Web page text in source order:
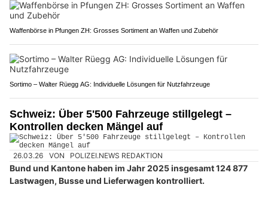
Waffenbörse in Pfungen ZH: Grosses Sortiment an Waffen und Zubehör
Sortimo – Walter Rüegg AG: Individuelle Lösungen für Nutzfahrzeuge
Schweiz: Über 5'500 Fahrzeuge stillgelegt –
Kontrollen decken Mängel auf
26.03.26 VON POLIZEI.NEWS REDAKTION
Bund und Kantone haben im Jahr 2025 insgesamt 124 877
Lastwagen, Busse und Lieferwagen kontrolliert.